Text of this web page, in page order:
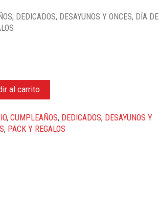
, DEDICADOS, DESAYUNOS Y ONCES, DÍA DE
al carrito
, CUMPLEAÑOS, DEDICADOS, DESAYUNOS Y
, PACK Y REGALOS